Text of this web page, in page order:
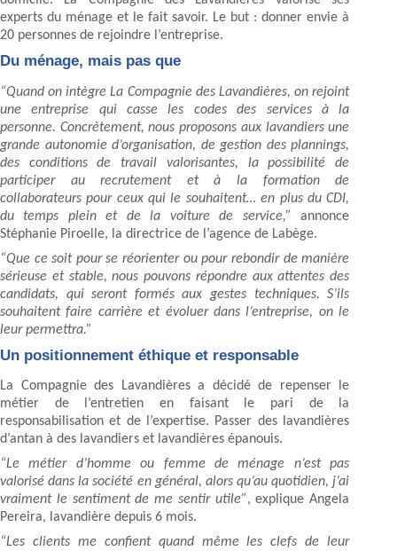
experts du ménage et le fait savoir. Le but : donner envie à
20 personnes de rejoindre l’entreprise.
Du ménage, mais pas que
“Quand on intègre La Compagnie des Lavandières, on rejoint
une entreprise qui casse les codes des services à la
personne. Concrètement, nous proposons aux lavandiers une
grande autonomie d’organisation, de gestion des plannings,
des conditions de travail valorisantes, la possibilité de
participer au recrutement et à la formation de
collaborateurs pour ceux qui le souhaitent… en plus du CDI,
du temps plein et de la voiture de service,”annonce
Stéphanie Piroelle, la directrice de l’agence de Labège.
“Que ce soit pour se réorienter ou pour rebondir de manière
sérieuse et stable, nous pouvons répondre aux attentes des
candidats, qui seront formés aux gestes techniques. S’ils
souhaitent faire carrière et évoluer dans l’entreprise, on le
leur permettra.”
Un positionnement éthique et responsable
La Compagnie des Lavandières a décidé de repenser le
métier de l’entretien en faisant le pari de la
responsabilisation et de l’expertise. Passer des lavandières
d’antan à des lavandiers et lavandières épanouis.
“Le métier d’homme ou femme de ménage n’est pas
valorisé dans la société en général, alors qu’au quotidien, j’ai
vraiment le sentiment de me sentir utile”, explique Angela
Pereira, lavandière depuis 6 mois.
“Les clients me confient quand même les clefs de leur